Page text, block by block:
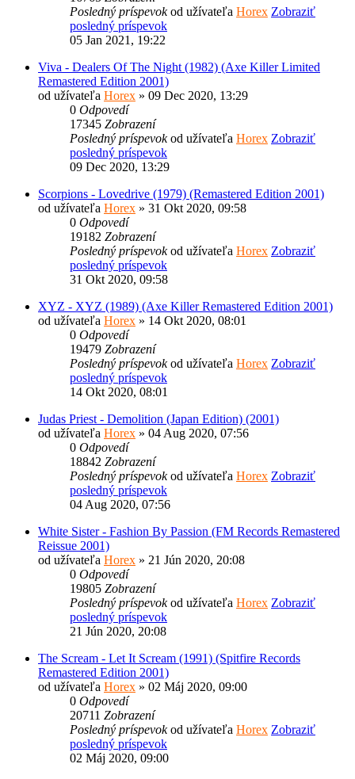
Posledný príspevokod užívateľa Horex Zobraziť
posledný príspevok
05 Jan 2021, 19:22
Viva - Dealers Of The Night (1982) (Axe Killer Limited
Remastered Edition 2001)
od užívateľa Horex » 09 Dec 2020, 13:29
0 Odpovedí
17345 Zobrazení
Posledný príspevokod užívateľa Horex Zobraziť
posledný príspevok
09 Dec 2020, 13:29
Scorpions - Lovedrive (1979) (Remastered Edition 2001)
od užívateľa Horex » 31 Okt 2020, 09:58
0 Odpovedí
19182 Zobrazení
Posledný príspevokod užívateľa Horex Zobraziť
posledný príspevok
31 Okt 2020, 09:58
XYZ - XYZ (1989) (Axe Killer Remastered Edition 2001)
od užívateľa Horex » 14 Okt 2020, 08:01
0 Odpovedí
19479 Zobrazení
Posledný príspevokod užívateľa Horex Zobraziť
posledný príspevok
14 Okt 2020, 08:01
Judas Priest - Demolition (Japan Edition) (2001)
od užívateľa Horex » 04 Aug 2020, 07:56
0 Odpovedí
18842 Zobrazení
Posledný príspevokod užívateľa Horex Zobraziť
posledný príspevok
04 Aug 2020, 07:56
White Sister - Fashion By Passion (FM Records Remastered
Reissue 2001)
od užívateľa Horex » 21 Jún 2020, 20:08
0 Odpovedí
19805 Zobrazení
Posledný príspevokod užívateľa Horex Zobraziť
posledný príspevok
21 Jún 2020, 20:08
The Scream - Let It Scream (1991) (Spitfire Records
Remastered Edition 2001)
od užívateľa Horex » 02 Máj 2020, 09:00
0 Odpovedí
20711 Zobrazení
Posledný príspevokod užívateľa Horex Zobraziť
posledný príspevok
02 Máj 2020, 09:00